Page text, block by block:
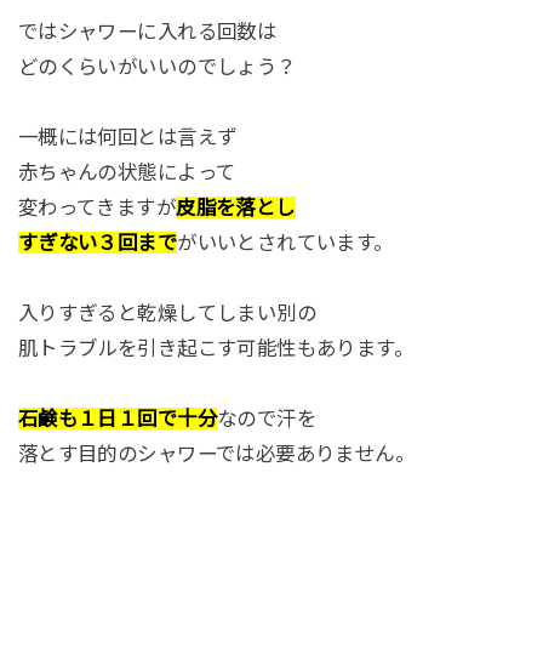
ではシャワーに入れる回数は
どのくらいがいいのでしょう？
一概には何回とは言えず
赤ちゃんの状態によって
変わってきますが皮脂を落とし
すぎない３回までがいいとされています。
入りすぎると乾燥してしまい別の
肌トラブルを引き起こす可能性もあります。
石鹸も１日１回で十分なので汗を
落とす目的のシャワーでは必要ありません。